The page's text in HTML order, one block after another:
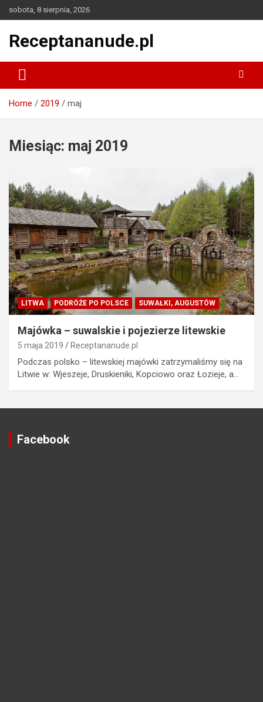
to
sobota, 8 sierpnia, 2026
Receptananude.pl
Home 2019 maj
Miesiąc: maj 2019
LITWA PODRÓŻE PO POLSCE SUWAŁKI, AUGUSTÓW
Majówka – suwalskie i pojezierze litewskie
5 maja 2019 Receptananude.pl
Podczas polsko – litewskiej majówki zatrzymaliśmy się na
Litwie w: Wjeszeje, Druskieniki, Kopciowo oraz Łozieje, a…
Facebook